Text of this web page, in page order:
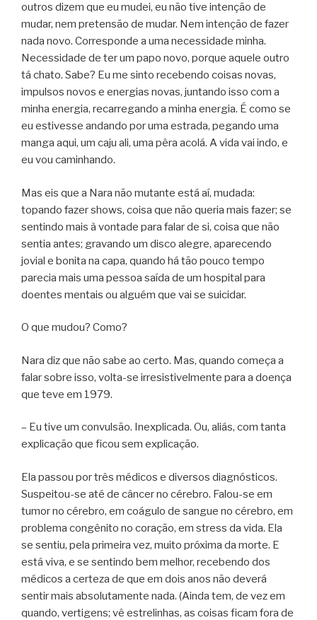
outros dizem que eu mudei, eu não tive intenção de
mudar, nem pretensão de mudar. Nem intenção de fazer
nada novo. Corresponde a uma necessidade minha.
Necessidade de ter um papo novo, porque aquele outro
tá chato. Sabe? Eu me sinto recebendo coisas novas,
impulsos novos e energias novas, juntando isso com a
minha energia, recarregando a minha energia. É como se
eu estivesse andando por uma estrada, pegando uma
manga aqui, um caju ali, uma pêra acolá. A vida vai indo, e
eu vou caminhando.
Mas eis que a Nara não mutante está aí, mudada:
topando fazer shows, coisa que não queria mais fazer; se
sentindo mais à vontade para falar de si, coisa que não
sentia antes; gravando um disco alegre, aparecendo
jovial e bonita na capa, quando há tão pouco tempo
parecia mais uma pessoa saída de um hospital para
doentes mentais ou alguém que vai se suicidar.
O que mudou? Como?
Nara diz que não sabe ao certo. Mas, quando começa a
falar sobre isso, volta-se irresistivelmente para a doença
que teve em 1979.
– Eu tive um convulsão. Inexplicada. Ou, aliás, com tanta
explicação que ficou sem explicação.
Ela passou por três médicos e diversos diagnósticos.
Suspeitou-se até de câncer no cérebro. Falou-se em
tumor no cérebro, em coágulo de sangue no cérebro, em
problema congênito no coração, em stress da vida. Ela
se sentiu, pela primeira vez, muito próxima da morte. E
está viva, e se sentindo bem melhor, recebendo dos
médicos a certeza de que em dois anos não deverá
sentir mais absolutamente nada. (Ainda tem, de vez em
quando, vertigens; vê estrelinhas, as coisas ficam fora de